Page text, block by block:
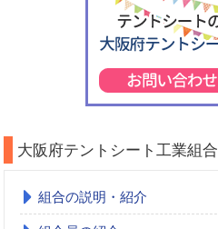
大阪府テントシート工業組合
組合の説明・紹介